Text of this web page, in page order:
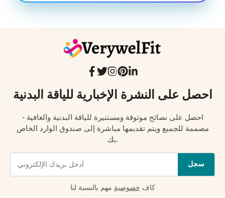
احصل على النشرة الإخبارية للياقة البدنية
احصل على نصائح موثوقة ومستنيرة للياقة البدنية والعافية -
مصممة للجميع ويتم تقديمها مباشرة إلى صندوق الوارد الخاص
بك.
سجل
كاف خصوصية مهم بالنسبة لنا